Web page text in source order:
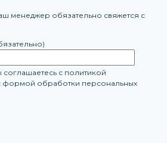
менеджер обязательно свяжется с
соглашаетесь с политикой
формой обработки персональных